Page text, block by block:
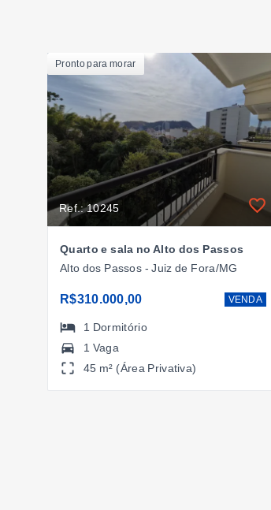
Pronto para morar
Ref.: 10245
Quarto e sala no Alto dos Passos
Alto dos Passos - Juiz de Fora/MG
R$310.000,00 VENDA
1 Dormitório
1 Vaga
45 m² (Área Privativa)